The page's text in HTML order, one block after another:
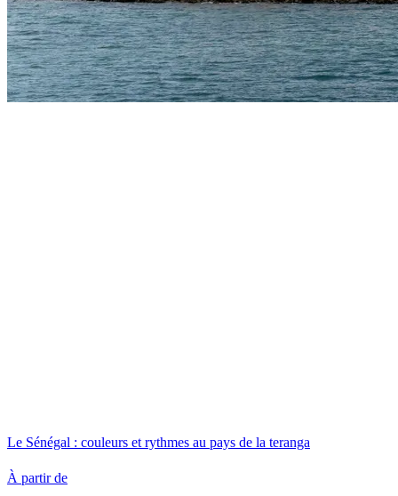
Le Sénégal : couleurs et rythmes au pays de la teranga
À partir de